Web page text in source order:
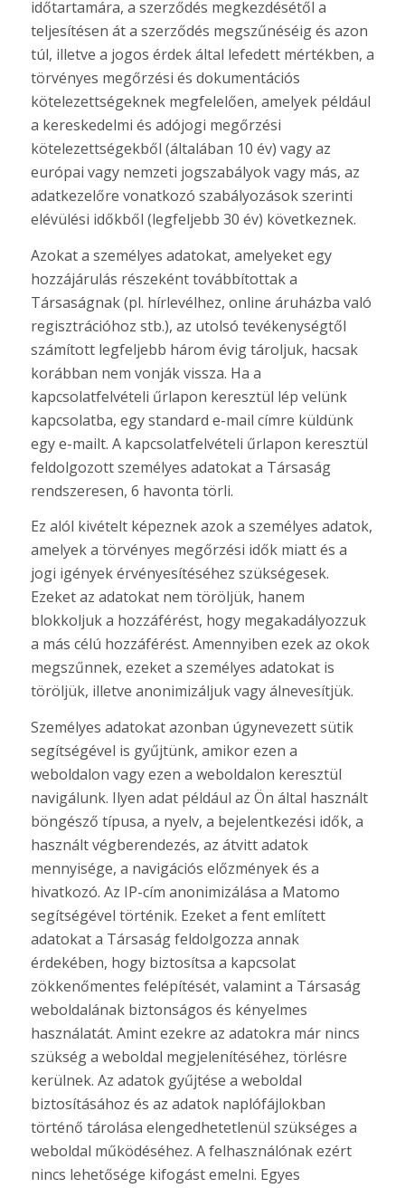
időtartamára, a szerződés megkezdésétől a
teljesítésen át a szerződés megszűnéséig és azon
túl, illetve a jogos érdek által lefedett mértékben, a
törvényes megőrzési és dokumentációs
kötelezettségeknek megfelelően, amelyek például
a kereskedelmi és adójogi megőrzési
kötelezettségekből (általában 10 év) vagy az
európai vagy nemzeti jogszabályok vagy más, az
adatkezelőre vonatkozó szabályozások szerinti
elévülési időkből (legfeljebb 30 év) következnek.
Azokat a személyes adatokat, amelyeket egy
hozzájárulás részeként továbbítottak a
Társaságnak (pl. hírlevélhez, online áruházba való
regisztrációhoz stb.), az utolsó tevékenységtől
számított legfeljebb három évig tároljuk, hacsak
korábban nem vonják vissza. Ha a
kapcsolatfelvételi űrlapon keresztül lép velünk
kapcsolatba, egy standard e-mail címre küldünk
egy e-mailt. A kapcsolatfelvételi űrlapon keresztül
feldolgozott személyes adatokat a Társaság
rendszeresen, 6 havonta törli.
Ez alól kivételt képeznek azok a személyes adatok,
amelyek a törvényes megőrzési idők miatt és a
jogi igények érvényesítéséhez szükségesek.
Ezeket az adatokat nem töröljük, hanem
blokkoljuk a hozzáférést, hogy megakadályozzuk
a más célú hozzáférést. Amennyiben ezek az okok
megszűnnek, ezeket a személyes adatokat is
töröljük, illetve anonimizáljuk vagy álnevesítjük.
Személyes adatokat azonban úgynevezett sütik
segítségével is gyűjtünk, amikor ezen a
weboldalon vagy ezen a weboldalon keresztül
navigálunk. Ilyen adat például az Ön által használt
böngésző típusa, a nyelv, a bejelentkezési idők, a
használt végberendezés, az átvitt adatok
mennyisége, a navigációs előzmények és a
hivatkozó. Az IP-cím anonimizálása a Matomo
segítségével történik. Ezeket a fent említett
adatokat a Társaság feldolgozza annak
érdekében, hogy biztosítsa a kapcsolat
zökkenőmentes felépítését, valamint a Társaság
weboldalának biztonságos és kényelmes
használatát. Amint ezekre az adatokra már nincs
szükség a weboldal megjelenítéséhez, törlésre
kerülnek. Az adatok gyűjtése a weboldal
biztosításához és az adatok naplófájlokban
történő tárolása elengedhetetlenül szükséges a
weboldal működéséhez. A felhasználónak ezért
nincs lehetősége kifogást emelni. Egyes